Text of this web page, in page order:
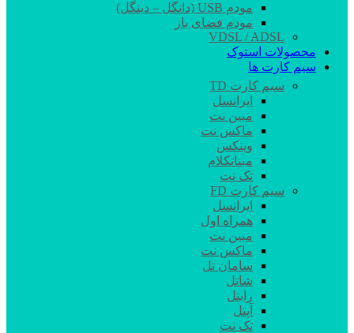
مودم USB (دانگل – دینگل)
مودم فضای باز
VDSL / ADSL
محصولات استوک
سیم کارت ها
سیم کارت TD
ایرانسل
مبین نت
ماکس نت
وینکس
مبناتکلام
تک نت
سیم کارت FD
ایرانسل
همراه اول
مبین نت
ماکس نت
سامان تل
شاتل
رایتل
آپتل
تک نت